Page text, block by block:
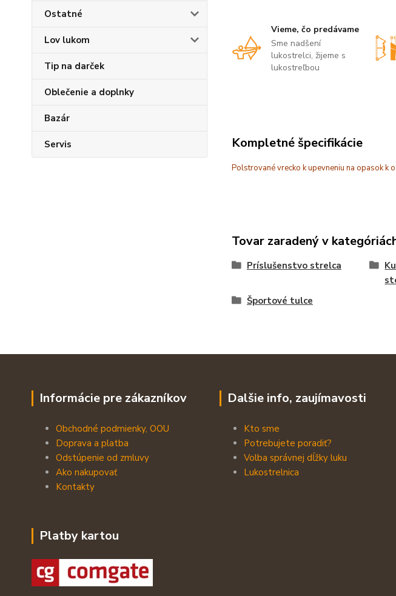
Ostatné
Lov lukom
Tip na darček
Oblečenie a doplnky
Bazár
Servis
Vieme, čo predávame
Sme nadšení
lukostrelci, žijeme s
lukostreľbou
Kompletné špecifikácie
Polstrované vrecko k upevneniu na opasok k
Tovar zaradený v
Príslušenstvo strelca
Športové tulce
Informácie pre zákazníkov
Obchodné podmienky, OOU
Doprava a platba
Odstúpenie od zmluvy
Ako nakupovať
Kontakty
Platby kartou
Dalšie info, zaujímavosti
Kto sme
Potrebujete poradiť?
Volba správnej dĺžky luku
Lukostrelnica